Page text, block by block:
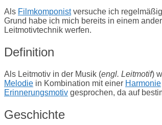
Als Filmkomponistversuche ich
Grund habe ich mich bereits in einem
Leitmotivtechnik werfen.
Definition
Als Leitmotiv in der Musik (engl. Leitmotif)
Melodie in Kombination mit einer Harmonie
Erinnerungsmotiv gesprochen, da auf
Geschichte